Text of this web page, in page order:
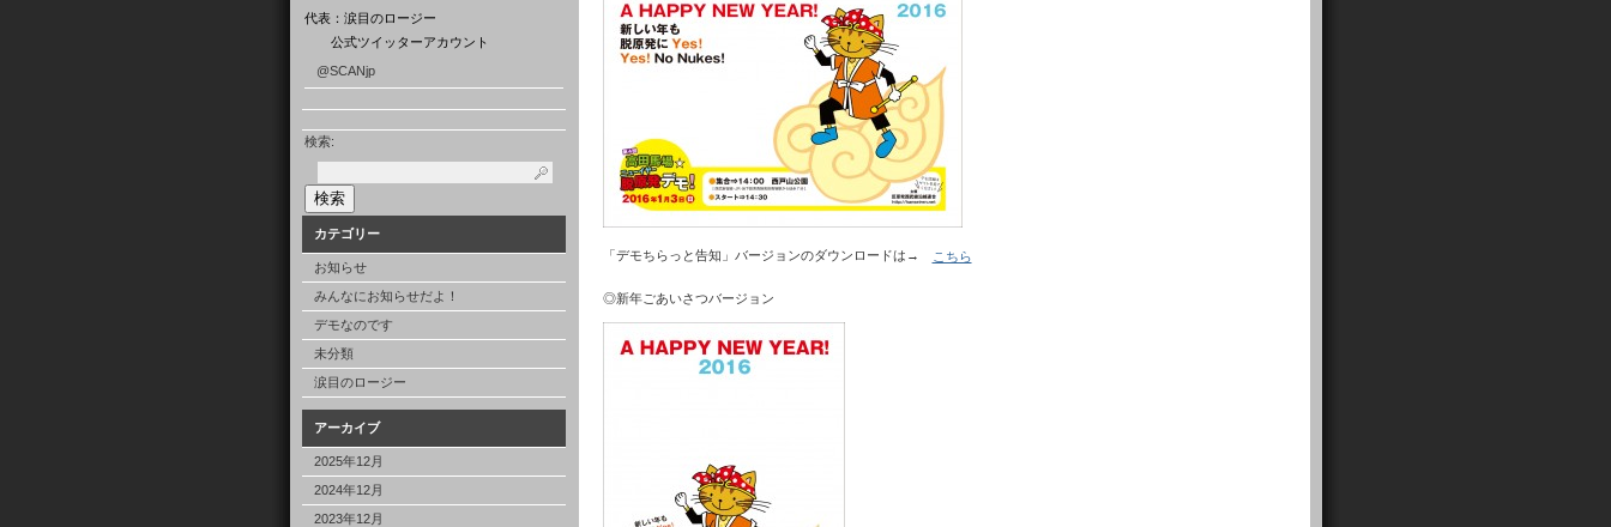
代表：涙目のロージー
公式ツイッターアカウント
@SCANjp
検索:
カテゴリー
お知らせ
みんなにお知らせだよ！
デモなのです
未分類
涙目のロージー
アーカイブ
2025年12月
2024年12月
2023年12月
「デモちらっと告知」バージョンのダウンロードは→ こちら
◎新年ごあいさつバージョン